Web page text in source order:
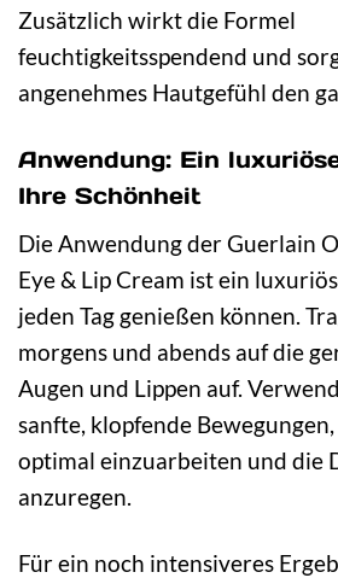
Zusätzlich wirkt die Formel
feuchtigkeitsspendend und
angenehmes Hautgefühl den
Anwendung: Ein
Ihre Schönheit
Die Anwendung der Guerlain
Eye & Lip Cream ist ein
jeden Tag genießen können.
morgens und abends auf die
Augen und Lippen auf.
sanfte, klopfende
optimal einzuarbeiten und die
anzuregen.
Für ein noch intensiveres